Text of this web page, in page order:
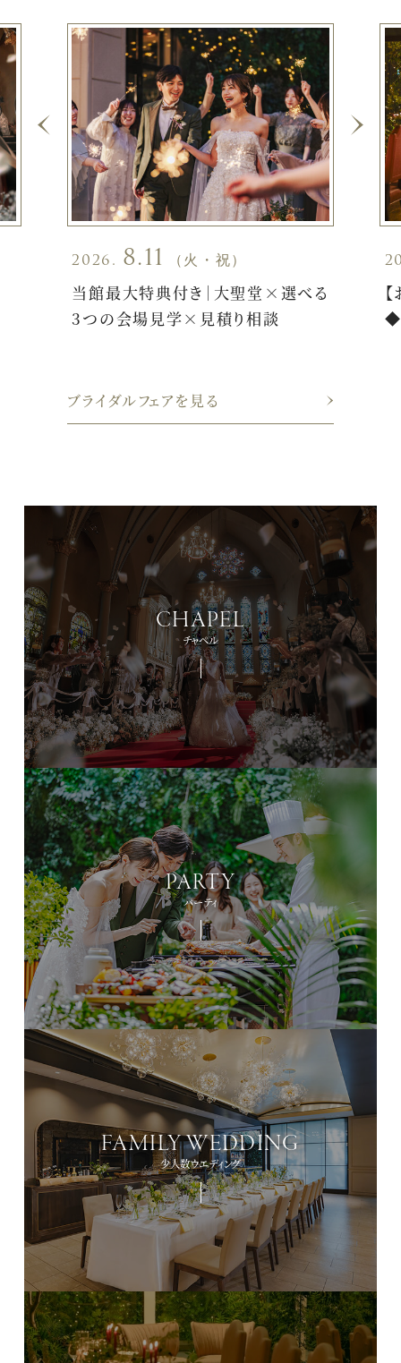
2026. 8.11
（火・祝）
当館最大特典付き｜大聖堂×選べる
3つの会場見学×見積り相談
◆
ブライダルフェアを見る
CHAPEL
チャペル
PARTY
パーティ
FAMILY WEDDING
少人数ウエディング